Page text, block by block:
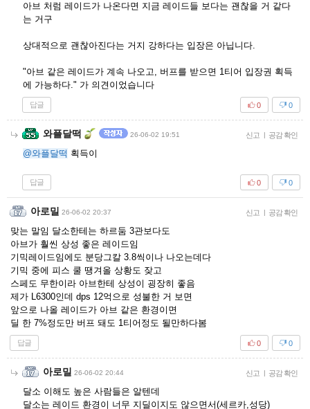
아브 처럼 레이드가 나온다면 지금 레이드들 보다는 괜찮을 거 같다
는 거구
상대적으로 괜찮아진다는 거지 강하다는 입장은 아닙니다.
"아브 같은 레이드가 계속 나오고, 버프를 받으면 1티어 입장권 획득
에 가능하다." 가 의견이었습니다
답글 0
0
와플달떡 26-06-02 19:51 신고 | 공감 확인
@와플달떡 획득이
답글 0
0
아로밀 26-06-02 20:37 신고 | 공감 확인
맞는 말임 달소한테는 하르둠 3관보다도
아브가 훨씬 상성 좋은 레이드임
기믹레이드임에도 분당그칼 3.8씩이나 나오는데다
기믹 중에 피스 쿨 땡겨올 상황도 잦고
스페도 무한이라 아브한테 상성이 굉장히 좋음
제가 L6300인데 dps 12억으로 성불한 거 보면
앞으로 나올 레이드가 아브 같은 환경이면
딜 한 7%정도만 버프 돼도 1티어정도 될만하다봄
답글 0
0
아로밀 26-06-02 20:44 신고 | 공감 확인
달소 이해도 높은 사람들은 알텐데
달소는 레이드 환경이 너무 지딜이지도 않으면서(세르카,성당)